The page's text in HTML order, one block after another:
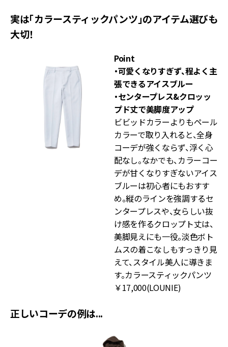
実は「カラースティックパンツ」のアイテム選びも
大切！
Point
・可愛くなりすぎず、程よく主
張できるアイスブルー
・センタープレス&クロッッ
プド丈で美脚度アップ
ビビッドカラーよりもペール
カラーで取り入れると、全身
コーデが強くならず、浮く心
配なし。なかでも、カラーコー
デが甘くなりすぎないアイス
ブルーは初心者にもおすす
め。縦のラインを強調するセ
ンタープレスや、女らしい抜
け感を作るクロップト丈は、
美脚見えにも一役。淡色ボト
ムスの着こなしもすっきり見
えて、スタイル美人に導きま
す。カラースティックパンツ
￥17,000(LOUNIE)
正しいコーデの例は...